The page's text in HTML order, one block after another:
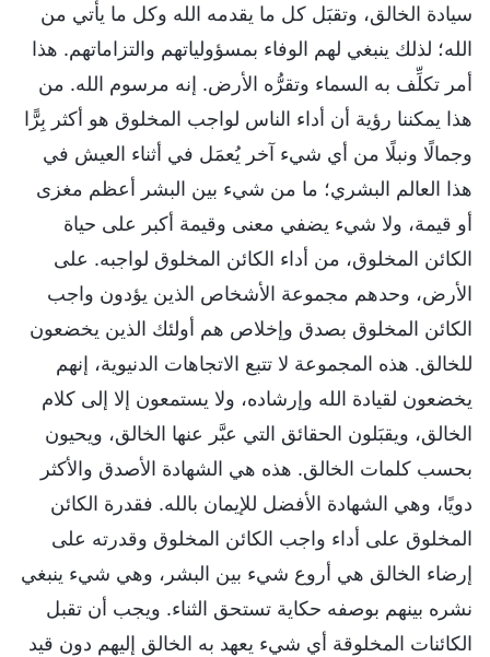
سيادة الخالق، وتقبَل كل ما يقدمه الله وكل ما يأتي من
الله؛ لذلك ينبغي لهم الوفاء بمسؤولياتهم والتزاماتهم. هذا
أمر تكلِّف به السماء وتقرُّه الأرض. إنه مرسوم الله. من
هذا يمكننا رؤية أن أداء الناس لواجب المخلوق هو أكثر بِرًّا
وجمالًا ونبلًا من أي شيء آخر يُعمَل في أثناء العيش في
هذا العالم البشري؛ ما من شيء بين البشر أعظم مغزى
أو قيمة، ولا شيء يضفي معنى وقيمة أكبر على حياة
الكائن المخلوق، من أداء الكائن المخلوق لواجبه. على
الأرض، وحدهم مجموعة الأشخاص الذين يؤدون واجب
الكائن المخلوق بصدق وإخلاص هم أولئك الذين يخضعون
للخالق. هذه المجموعة لا تتبع الاتجاهات الدنيوية، إنهم
يخضعون لقيادة الله وإرشاده، ولا يستمعون إلا إلى كلام
الخالق، ويقبَلون الحقائق التي عبَّر عنها الخالق، ويحيون
بحسب كلمات الخالق. هذه هي الشهادة الأصدق والأكثر
دويًا، وهي الشهادة الأفضل للإيمان بالله. فقدرة الكائن
المخلوق على أداء واجب الكائن المخلوق وقدرته على
إرضاء الخالق هي أروع شيء بين البشر، وهي شيء ينبغي
نشره بينهم بوصفه حكاية تستحق الثناء. ويجب أن تقبل
الكائنات المخلوقة أي شيء يعهد به الخالق إليهم دون قيد